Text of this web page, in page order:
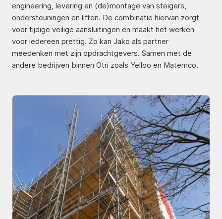
engineering, levering en (de)montage van steigers,
ondersteuningen en liften. De combinatie hiervan zorgt
voor tijdige veilige aansluitingen en maakt het werken
voor iedereen prettig. Zo kan Jako als partner
meedenken met zijn opdrachtgevers. Samen met de
andere bedrijven binnen Otri zoals Yelloo en Matemco.